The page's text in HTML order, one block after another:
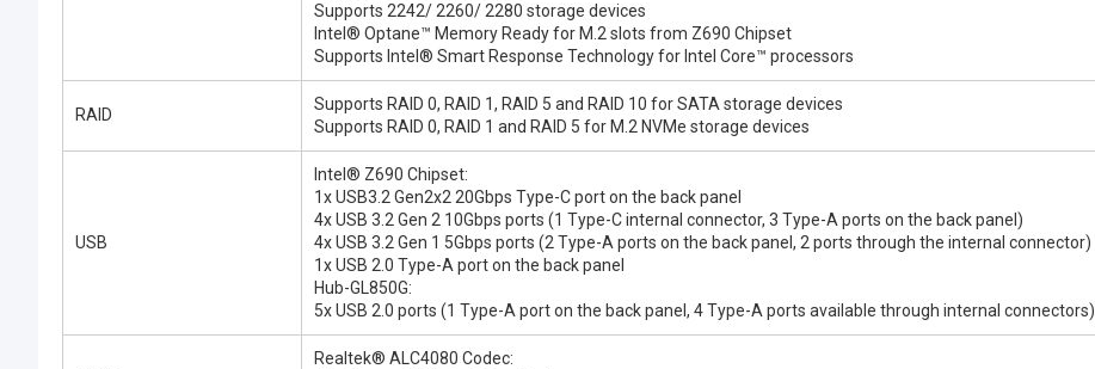
Supports 2242/ 2260/ 2280 storage devices
Intel® Optane™ Memory Ready for M.2 slots from Z690 Chipset
Supports Intel® Smart Response Technology for Intel Core™ processors
RAID
Supports RAID 0, RAID 1, RAID 5 and RAID 10 for SATA storage devices
Supports RAID 0, RAID 1 and RAID 5 for M.2 NVMe storage devices
USB
Intel® Z690 Chipset:
1x USB3.2 Gen2x2 20Gbps Type-C port on the back panel
4x USB 3.2 Gen 2 10Gbps ports (1 Type-C internal connector, 3 Type-A ports on the back panel)
4x USB 3.2 Gen 1 5Gbps ports (2 Type-A ports on the back panel, 2 ports through the internal connector)
1x USB 2.0 Type-A port on the back panel
Hub-GL850G:
5x USB 2.0 ports (1 Type-A port on the back panel, 4 Type-A ports available through internal connectors)
Realtek® ALC4080 Codec: